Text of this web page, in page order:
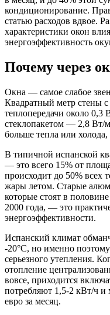
кондиционирование.
статью расходов вдвое.
характеристики окон
энергоэффективность
Почему через
Окна — самое слабое
Квадратный метр стены
теплопередачи около
стеклопакетом — 2,8 Вт/
больше тепла или
В типичной испанской
— это всего 15% от
происходит до 50% всех
жары летом. Старые
которые стоят в
2000 года, — это
энергоэффективности.
Испанский климат
-20°C, но именно
серьезного утепления.
отопление
вовсе, приходится
потребляют 1,5-2 кВт/ч и
евро за месяц.